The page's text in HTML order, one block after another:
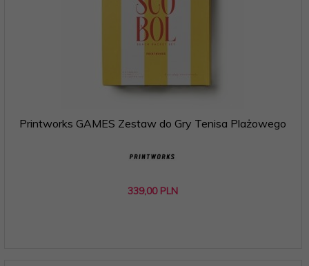
Printworks GAMES Zestaw do Gry Tenisa Plażowego
339,00 PLN